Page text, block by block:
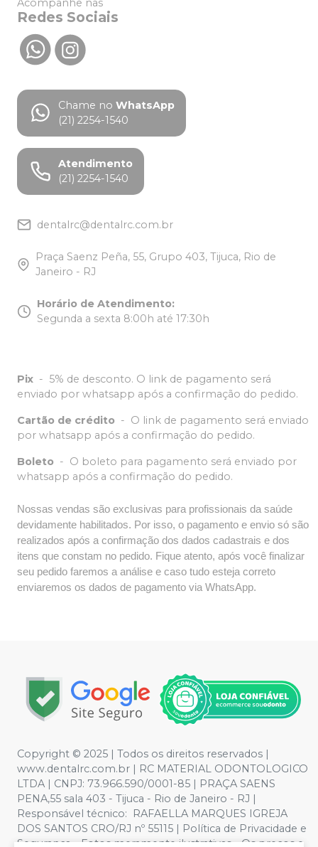
Acompanhe nas
Redes Sociais
Chame no WhatsApp
(21) 2254-1540
Atendimento
(21) 2254-1540
dentalrc@dentalrc.com.br
Praça Saenz Peña, 55, Grupo 403, Tijuca, Rio de
Janeiro - RJ
Horário de Atendimento:
Segunda a sexta 8:00h até 17:30h
Pix - 5% de desconto. O link de pagamento será
enviado por whatsapp após a confirmação do pedido.
Cartão de crédito - O link de pagamento será enviado
por whatsapp após a confirmação do pedido.
Boleto - O boleto para pagamento será enviado por
whatsapp após a confirmação do pedido.
Nossas vendas são exclusivas para profissionais da saúde
devidamente habilitados. Por isso, o pagamento e envio só são
realizados após a confirmação dos dados cadastrais e dos
itens que constam no pedido. Fique atento, após você finalizar
seu pedido faremos a análise e caso tudo esteja correto
enviaremos os dados de pagamento via WhatsApp.
Copyright © 2025 | Todos os direitos reservados |
www.dentalrc.com.br | RC MATERIAL ODONTOLOGICO
LTDA | CNPJ: 73.966.590/0001-85 | PRAÇA SAENS
PENA,55 sala 403 - Tijuca - Rio de Janeiro - RJ |
Responsável técnico: RAFAELLA MARQUES IGREJA
DOS SANTOS CRO/RJ nº 55115 | Política de Privacidade e
Segurança - Fotos meramente ilustrativas - Os preços e